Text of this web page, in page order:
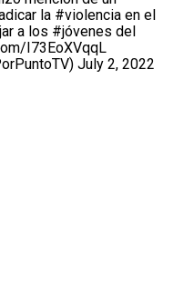
la #violencia en el
a los #jóvenes del
I73EoXVqqL
July 2, 2022